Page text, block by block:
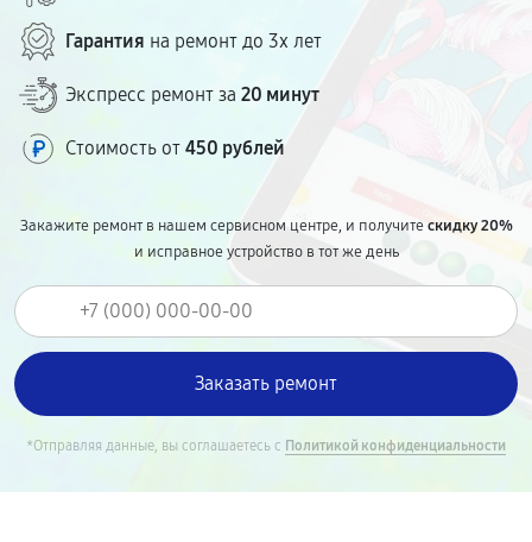
Гарантия на ремонт до 3х лет
Экспресс ремонт за 20 минут
Стоимость от 450 рублей
Закажите ремонт в нашем сервисном центре, и получитескидку 20%
и исправное устройство в тот же день
*Отправляя данные, вы соглашаетесь с Политикой конфиденциальности